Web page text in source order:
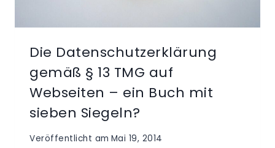
Die Datenschutzerklärung
gemäß § 13 TMG auf
Webseiten – ein Buch mit
sieben Siegeln?
Veröffentlicht am Mai 19, 2014